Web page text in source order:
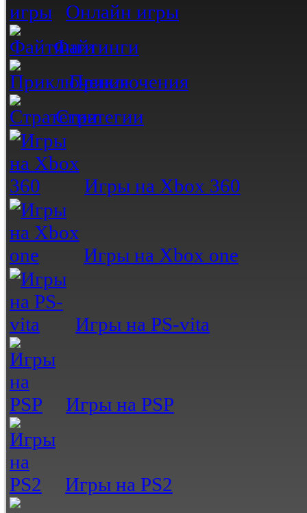
Онлайн игры
Файтинги
Приключения
Стратегии
Игры на Xbox 360
Игры на Xbox one
Игры на PS-vita
Игры на PSP
Игры на PS2